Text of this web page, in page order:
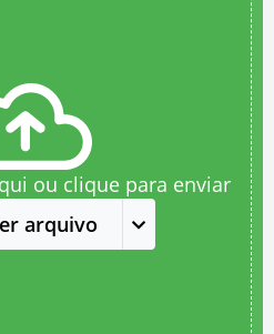
ou clique para enviar
arquivo